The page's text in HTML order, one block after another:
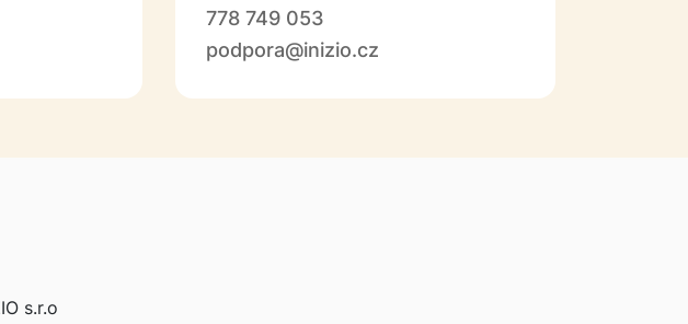
778 749 053
podpora@inizio.cz
s.r.o